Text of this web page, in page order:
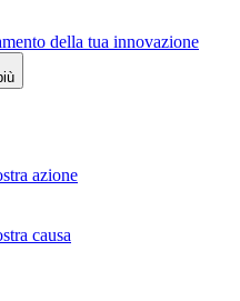
della tua innovazione
azione
causa